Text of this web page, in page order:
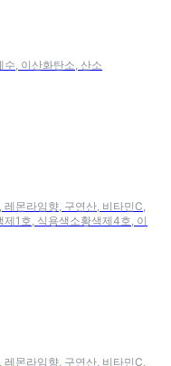
수, 이산화탄소, 산소
레몬라임향, 구연산, 비타민C,
1호, 식용색소황색제4호, 이
레몬라임향, 구연산, 비타민C,